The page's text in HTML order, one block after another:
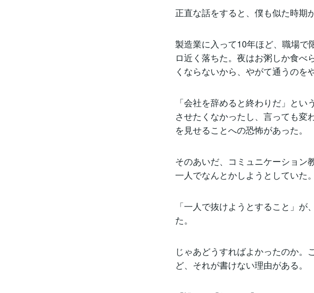
正直な話をすると、僕も似た時期
製造業に入って10年ほど、職場で
ロ近く落ちた。夜はお粥しか食べ
くならないから、やがて通うのを
「会社を辞めると終わりだ」と
させたくなかったし、言っても変
を見せることへの恐怖があった。
そのあいだ、コミュニケーション
一人でなんとかしようとしていた
「一人で抜けようとすること」
た。
じゃあどうすればよかったのか。
ど、それが書けない理由がある。